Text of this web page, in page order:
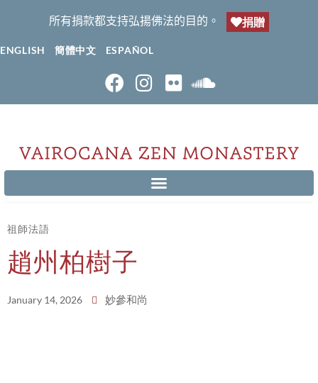
所有捐款都支持弘揚佛法的目的。 捐贈
ENGLISH 簡體中文 ESPAÑOL
祖師法語
趙州柏樹子
January 14, 2026 妙參和尚